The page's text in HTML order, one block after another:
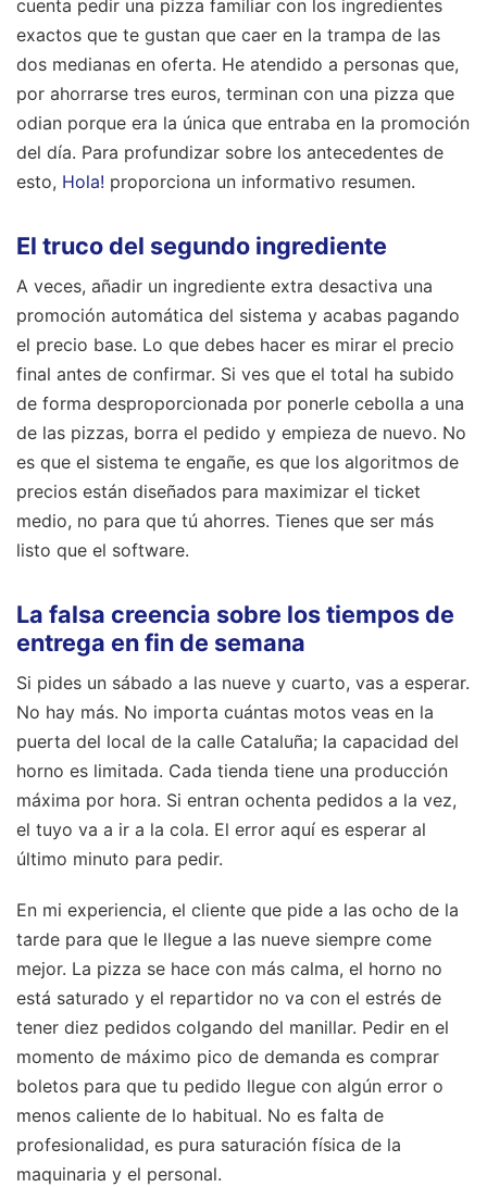
cuenta pedir una pizza familiar con los ingredientes
exactos que te gustan que caer en la trampa de las
dos medianas en oferta. He atendido a personas que,
por ahorrarse tres euros, terminan con una pizza que
odian porque era la única que entraba en la promoción
del día. Para profundizar sobre los antecedentes de
esto, Hola! proporciona un informativo resumen.
El truco del segundo ingrediente
A veces, añadir un ingrediente extra desactiva una
promoción automática del sistema y acabas pagando
el precio base. Lo que debes hacer es mirar el precio
final antes de confirmar. Si ves que el total ha subido
de forma desproporcionada por ponerle cebolla a una
de las pizzas, borra el pedido y empieza de nuevo. No
es que el sistema te engañe, es que los algoritmos de
precios están diseñados para maximizar el ticket
medio, no para que tú ahorres. Tienes que ser más
listo que el software.
La falsa creencia sobre los tiempos de
entrega en fin de semana
Si pides un sábado a las nueve y cuarto, vas a esperar.
No hay más. No importa cuántas motos veas en la
puerta del local de la calle Cataluña; la capacidad del
horno es limitada. Cada tienda tiene una producción
máxima por hora. Si entran ochenta pedidos a la vez,
el tuyo va a ir a la cola. El error aquí es esperar al
último minuto para pedir.
En mi experiencia, el cliente que pide a las ocho de la
tarde para que le llegue a las nueve siempre come
mejor. La pizza se hace con más calma, el horno no
está saturado y el repartidor no va con el estrés de
tener diez pedidos colgando del manillar. Pedir en el
momento de máximo pico de demanda es comprar
boletos para que tu pedido llegue con algún error o
menos caliente de lo habitual. No es falta de
profesionalidad, es pura saturación física de la
maquinaria y el personal.